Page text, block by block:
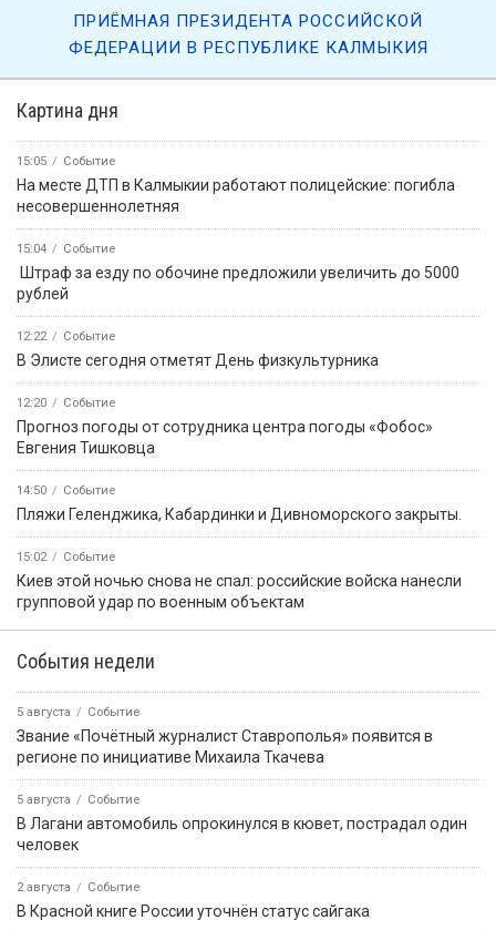
Картина дня
15:05 Событие
На месте ДТП в Калмыкии работают полицейские: погибла
несовершеннолетняя
15:04 Событие
️ Штраф за езду по обочине предложили увеличить до 5000
рублей
12:22 Событие
В Элисте сегодня отметят День физкультурника
12:20 Событие
Прогноз погоды от сотрудника центра погоды «Фобос»
Евгения Тишковца
14:50 Событие
️Пляжи Геленджика, Кабардинки и Дивноморского закрыты.
15:02 Событие
Киев этой ночью снова не спал: российские войска нанесли
групповой удар по военным объектам
События недели
5 августа Событие
Звание «Почётный журналист Ставрополья» появится в
регионе по инициативе Михаила Ткачева
5 августа Событие
В Лагани автомобиль опрокинулся в кювет, пострадал один
человек
2 августа Событие
В Красной книге России уточнён статус сайгака
ПРИЁМНАЯ ПРЕЗИДЕНТА РОССИЙСКОЙ
ФЕДЕРАЦИИ В РЕСПУБЛИКЕ КАЛМЫКИЯ